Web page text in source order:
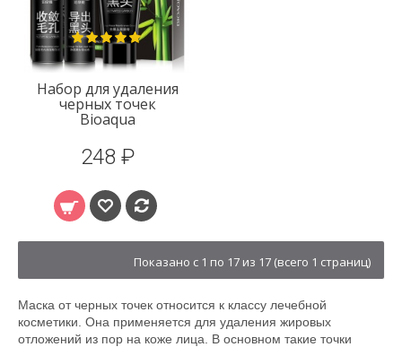
Набор для удаления
черных точек
Bioaqua
248 ₽
Показано с 1 по 17 из 17 (всего 1 страниц)
Маска от черных точек относится к классу лечебной
косметики. Она применяется для удаления жировых
отложений из пор на коже лица. В основном такие точки